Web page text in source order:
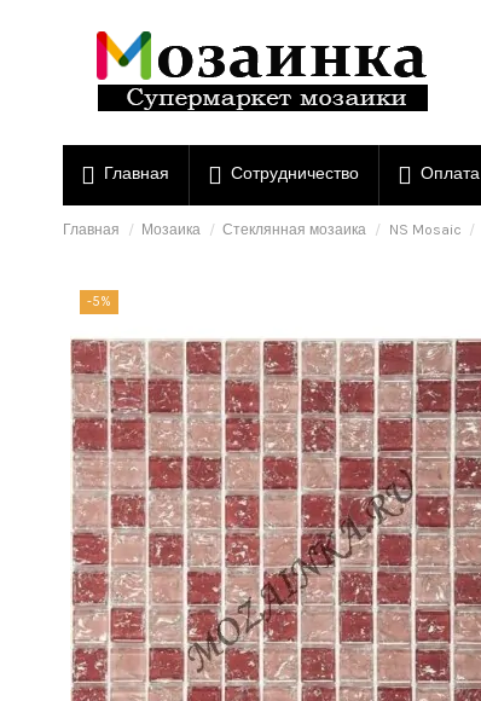
Главная Сотрудничество Оплата
Главная Мозаика Стеклянная мозаика NS Mosaic
-5%